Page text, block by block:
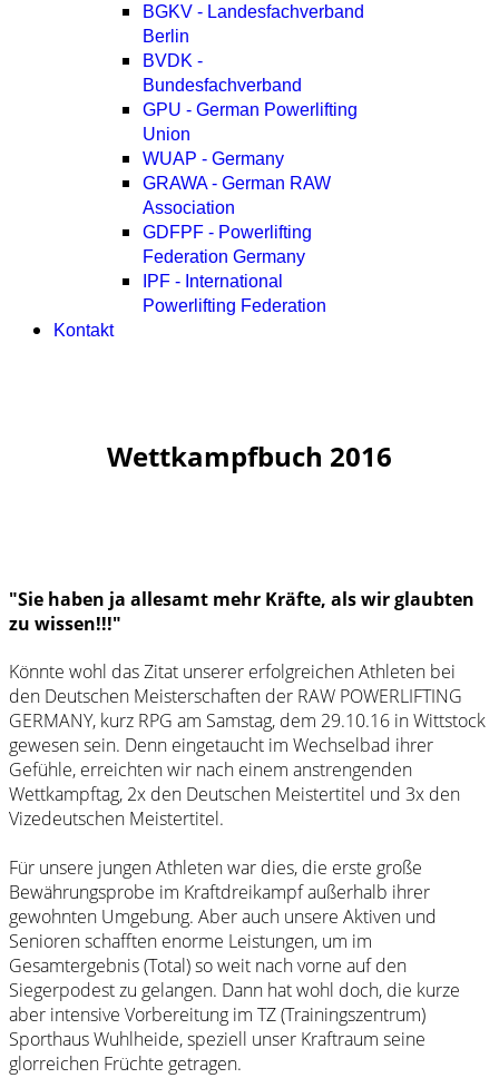
BGKV - Landesfachverband
Berlin
BVDK -
Bundesfachverband
GPU - German Powerlifting
Union
WUAP - Germany
GRAWA - German RAW
Association
GDFPF - Powerlifting
Federation Germany
IPF - International
Powerlifting Federation
Kontakt
Wettkampfbuch 2016
"Sie haben ja allesamt mehr Kräfte, als wir glaubten
zu wissen!!!"
Könnte wohl das Zitat unserer erfolgreichen Athleten bei
den Deutschen Meisterschaften der RAW POWERLIFTING
GERMANY, kurz RPG am Samstag, dem 29.10.16 in Wittstock
gewesen sein. Denn eingetaucht im Wechselbad ihrer
Gefühle, erreichten wir nach einem anstrengenden
Wettkampftag, 2x den Deutschen Meistertitel und 3x den
Vizedeutschen Meistertitel.
Für unsere jungen Athleten war dies, die erste große
Bewährungsprobe im Kraftdreikampf außerhalb ihrer
gewohnten Umgebung. Aber auch unsere Aktiven und
Senioren schafften enorme Leistungen, um im
Gesamtergebnis (Total) so weit nach vorne auf den
Siegerpodest zu gelangen. Dann hat wohl doch, die kurze
aber intensive Vorbereitung im TZ (Trainingszentrum)
Sporthaus Wuhlheide, speziell unser Kraftraum seine
glorreichen Früchte getragen.